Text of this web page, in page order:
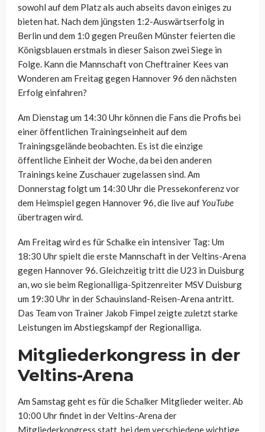
sowohl auf dem Platz als auch abseits davon einiges zu
bieten hat. Nach dem jüngsten 1:2-Auswärtserfolg in
Berlin und dem 1:0 gegen Preußen Münster feierten die
Königsblauen erstmals in dieser Saison zwei Siege in
Folge. Kann die Mannschaft von Cheftrainer Kees van
Wonderen am Freitag gegen Hannover 96 den nächsten
Erfolg einfahren?
Am Dienstag um 14:30 Uhr können die Fans die Profis bei
einer öffentlichen Trainingseinheit auf dem
Trainingsgelände beobachten. Es ist die einzige
öffentliche Einheit der Woche, da bei den anderen
Trainings keine Zuschauer zugelassen sind. Am
Donnerstag folgt um 14:30 Uhr die Pressekonferenz vor
dem Heimspiel gegen Hannover 96, die live auf YouTube
übertragen wird.
Am Freitag wird es für Schalke ein intensiver Tag: Um
18:30 Uhr spielt die erste Mannschaft in der Veltins-Arena
gegen Hannover 96. Gleichzeitig tritt die U23 in Duisburg
an, wo sie beim Regionalliga-Spitzenreiter MSV Duisburg
um 19:30 Uhr in der Schauinsland-Reisen-Arena antritt.
Das Team von Trainer Jakob Fimpel zeigte zuletzt starke
Leistungen im Abstiegskampf der Regionalliga.
Mitgliederkongress in der
Veltins-Arena
Am Samstag geht es für die Schalker Mitglieder weiter. Ab
10:00 Uhr findet in der Veltins-Arena der
Mitgliederkongress statt, bei dem verschiedene wichtige